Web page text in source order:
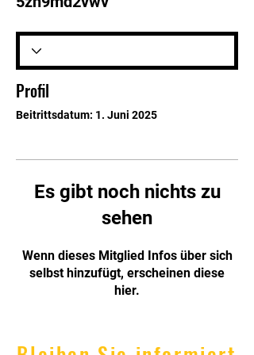
Profil
Beitrittsdatum: 1. Juni 2025
Es gibt noch nichts zu
sehen
Wenn dieses Mitglied Infos über sich
selbst hinzufügt, erscheinen diese
hier.